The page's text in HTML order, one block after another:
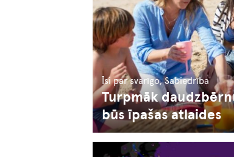
Īsi par svarīgo, Sabiedrība
Turpmāk
būs īpašas atlaides